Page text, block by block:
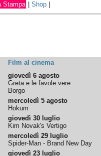
Stampa |Shop
Film al cinema
giovedì 6 agosto
Greta e le favole vere
Borgo
mercoledì 5 agosto
Hokum
giovedì 30 luglio
Kim Novak's Vertigo
mercoledì 29 luglio
Spider-Man - Brand New Day
giovedì 23 luglio